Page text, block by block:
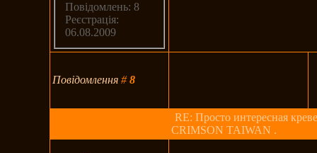
Повідомлень: 8
Реєстрація:
06.08.2009
Повідомлення#8
RE: Просто интересная
CRIMSON TAIWAN .